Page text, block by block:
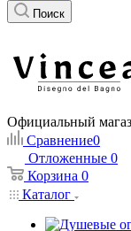
Поиск
Официальный
Сравнение0
Отложенные 0
Корзина 0
Каталог